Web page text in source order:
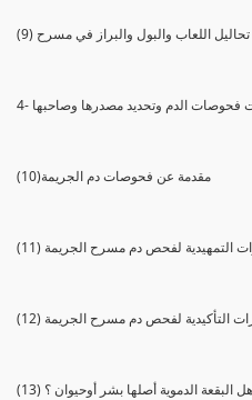
(9) تحاليل اللعاب والبول والبراز في مسرح
فحوصات الدم وتحديد مصدرها وصاحبها
(10)مقدمة عن فحوصات دم الجريمة
التمهيدية لفحص دم مسرح الجريمة
التأكيدية لفحص دم مسرح الجريمة
(13) هل البقعة الدموية أصلها بشر أوحيوان ؟